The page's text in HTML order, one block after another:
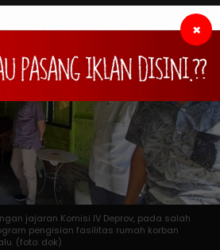
jajaran Komisi IV Deprov, pada salah
pengisian fasilitas rumah korban
(foto: dok)